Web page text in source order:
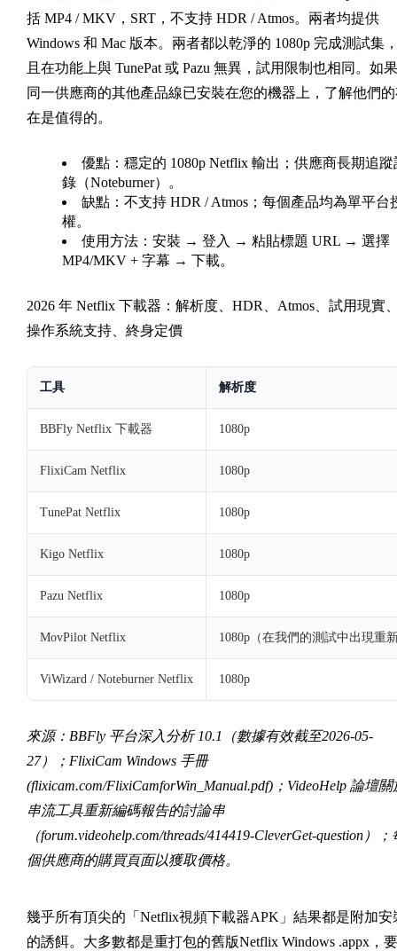
括 MP4 / MKV，SRT，不支持 HDR / Atmos。兩者均提供
Windows 和 Mac 版本。兩者都以乾淨的 1080p 完成測試集
且在功能上與 TunePat 或 Pazu 無異，試用限制也相同。如果
同一供應商的其他產品線已安裝在您的機器上，了解他們
在是值得的。
優點： 穩定的 1080p Netflix 輸出；供應商長期追蹤
錄（Noteburner）。
缺點： 不支持 HDR / Atmos；每個產品均為單平台
權。
使用方法： 安裝 → 登入 → 粘貼標題 URL → 選擇
MP4/MKV + 字幕 → 下載。
2026 年 Netflix 下載器：解析度、HDR、Atmos、試用現實
操作系統支持、終身定價
工具 解析度
BBFly Netflix 下載器 1080p
FlixiCam Netflix 1080p
TunePat Netflix 1080p
Kigo Netflix 1080p
Pazu Netflix 1080p
MovPilot Netflix 1080p（在我們的測試中出現重
ViWizard / Noteburner Netflix 1080p
來源：BBFly 平台深入分析 10.1（數據有效截至2026-05-
27）；FlixiCam Windows 手冊
(flixicam.com/FlixiCamforWin_Manual.pdf)；VideoHelp 論壇關
串流工具重新編碼報告的討論串
（forum.videohelp.com/threads/414419-CleverGet-question）；
個供應商的購買頁面以獲取價格。
幾乎所有頂尖的「Netflix視頻下載器APK」結果都是附加安
的誘餌。大多數都是重打包的舊版Netflix Windows .appx，要